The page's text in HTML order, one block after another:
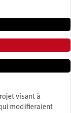
visant à
modifieraient